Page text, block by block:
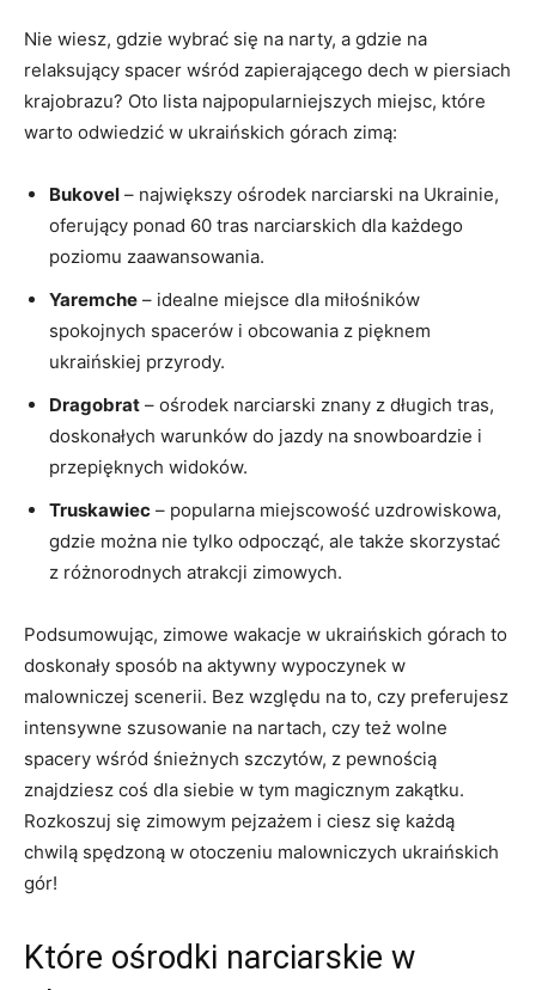
Nie wiesz, gdzie wybrać się na ‍narty, a gdzie ​na
relaksujący spacer wśród ‍zapierającego dech‌ w ​piersiach⁤
krajobrazu?⁤ Oto lista ‍najpopularniejszych miejsc, które
warto odwiedzić ⁤w ukraińskich górach zimą:
Bukovel – największy ‍ośrodek narciarski na Ukrainie,
oferujący ponad ‍60 tras narciarskich dla⁤ każdego
poziomu zaawansowania.
Yaremche ‌– idealne miejsce dla miłośników
spokojnych spacerów ⁣i obcowania⁢ z⁣ pięknem
ukraińskiej przyrody.
Dragobrat – ośrodek narciarski znany z długich tras,
doskonałych warunków do jazdy na snowboardzie i
przepięknych widoków.
Truskawiec – popularna miejscowość uzdrowiskowa,
gdzie można nie tylko odpocząć, ale także skorzystać
z różnorodnych ‌atrakcji⁢ zimowych.
Podsumowując, ⁤zimowe wakacje w ⁣ukraińskich górach ⁣to
doskonały sposób na aktywny wypoczynek w
malowniczej scenerii. ‌Bez względu na⁤ to, czy​ preferujesz
intensywne szusowanie na nartach, czy też wolne
spacery wśród śnieżnych szczytów, z pewnością
znajdziesz ‍coś‍ dla siebie w tym ​magicznym zakątku.
Rozkoszuj się zimowym pejzażem i ciesz się każdą
chwilą spędzoną w otoczeniu⁢ malowniczych ukraińskich
gór!
Które ośrodki narciarskie‍ w